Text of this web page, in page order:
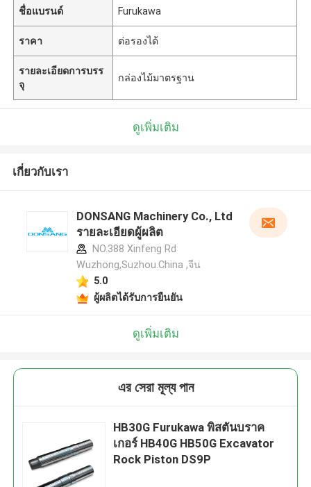
ชื่อแบรนด์ Furukawa
ราคา ต่อรองได้
รายละเอียดการบรร
จุ
กล่องไม้มาตรฐาน
ดูเพิ่มเติม
เกี่ยวกับเรา
DONSANG Machinery Co., Ltd
รายละเอียดผู้ผลิต
NO.388 Xinfeng Rd
Wuzhong,Suzhou.China ,จีน
5.0
ผู้ผลิตได้รับการยืนยัน
ดูเพิ่มเติม
এর সেরা মূল্য পান
HB30G Furukawa พิสตันบราค
เกอร์ HB40G HB50G Excavator
Rock Piston DS9P